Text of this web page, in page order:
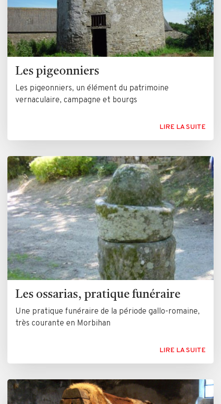
Les pigeonniers
Les pigeonniers, un élément du patrimoine
vernaculaire, campagne et bourgs
LIRE LA SUITE
Les ossarias, pratique funéraire
Une pratique funéraire de la période gallo-romaine,
très courante en Morbihan
LIRE LA SUITE